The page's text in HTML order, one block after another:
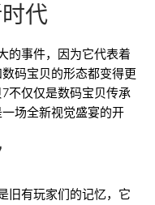
代
的事件，因为它代表着
码宝贝的形态都变得更
不仅仅是数码宝贝传承
场全新视觉盛宴的开
旧有玩家们的记忆，它